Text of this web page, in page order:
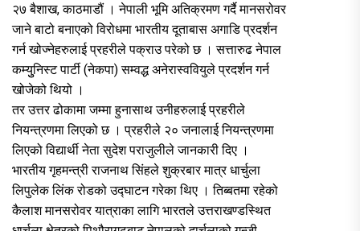
२७ बैशाख, काठमाडौं । नेपाली भूमि अतिक्रमण गर्दै मानसरोवर
जाने बाटो बनाएको विरोधमा भारतीय दूताबास अगाडि प्रदर्शन
गर्न खोज्नेहरुलाई प्रहरीले पक्राउ परेको छ । सत्तारुढ नेपाल
कम्युुनिस्ट पार्टी (नेकपा) सम्वद्ध अनेरास्ववियुले प्रदर्शन गर्न
खोजेको थियो ।
तर उत्तर ढोकामा जम्मा हुनासाथ उनीहरुलाई प्रहरीले
नियन्त्रणमा लिएको छ । प्रहरीले २० जनालाई नियन्त्रणमा
लिएको विद्यार्थी नेता सुदेश पराजुलीले जानकारी दिए ।
भारतीय गृहमन्त्री राजनाथ सिंहले शुक्रबार मात्र धार्चुला
लिपुलेक लिंक रोडको उद्घाटन गरेका थिए । तिब्बतमा रहेको
कैलाश मानसरोवर यात्राका लागि भारतले उत्तराखण्डस्थित